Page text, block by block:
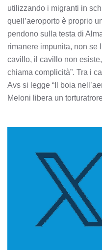
utilizzando i migranti in
quell’aeroporto è proprio
pendono sulla testa di
rimanere impunita, non se
cavillo, il cavillo non
chiama complicità”. Tra i
Avs si legge “Il boia
Meloni libera un